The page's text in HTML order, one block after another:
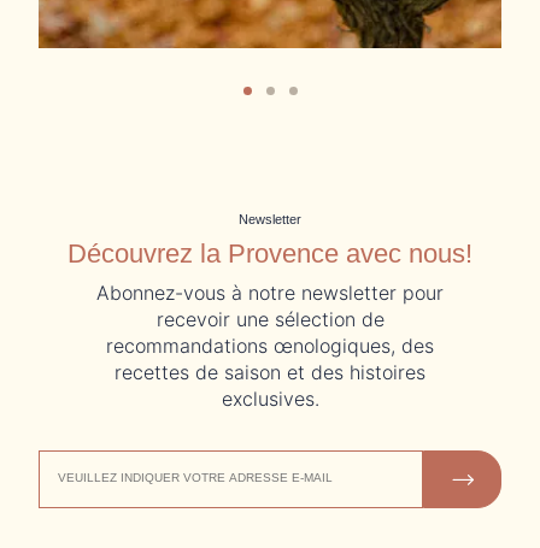
Newsletter
Découvrez la Provence avec nous!
Abonnez-vous à notre newsletter pour
recevoir une sélection de
recommandations œnologiques, des
recettes de saison et des histoires
exclusives.
ADRESSENOUS REJOINDRE